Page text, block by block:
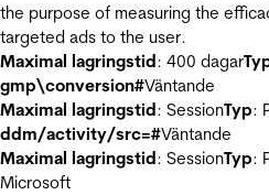
the purpose of measuring the
targeted ads to the user.
Maximal lagringstid: 400 dagar
gmp\conversion#Väntande
Maximal lagringstid: SessionTyp:
ddm/activity/src=#Väntande
Maximal lagringstid: SessionTyp:
Microsoft